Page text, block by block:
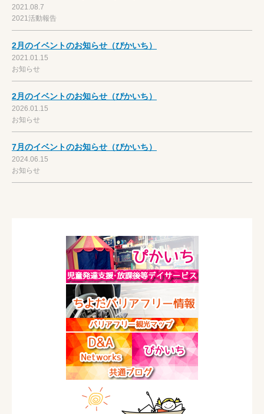
2021.08.7
2021活動報告
2月のイベントのお知らせ（ぴかいち）
2021.01.15
お知らせ
2月のイベントのお知らせ（ぴかいち）
2026.01.15
お知らせ
7月のイベントのお知らせ（ぴかいち）
2024.06.15
お知らせ